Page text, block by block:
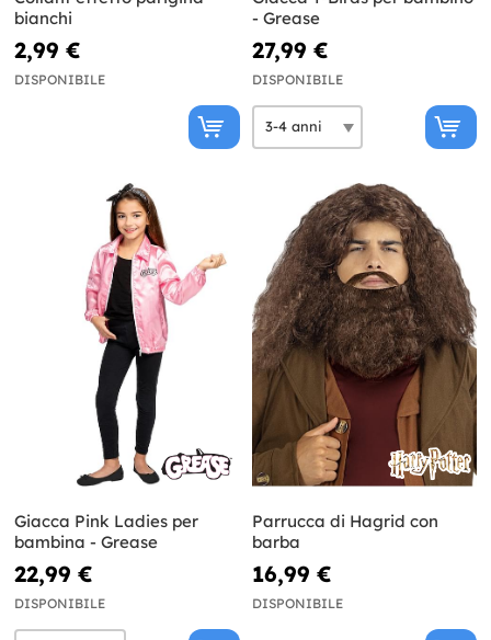
bianchi
2,99 €
DISPONIBILE
- Grease
27,99 €
DISPONIBILE
Giacca Pink Ladies per
bambina - Grease
22,99 €
DISPONIBILE
Parrucca di Hagrid con
barba
16,99 €
DISPONIBILE